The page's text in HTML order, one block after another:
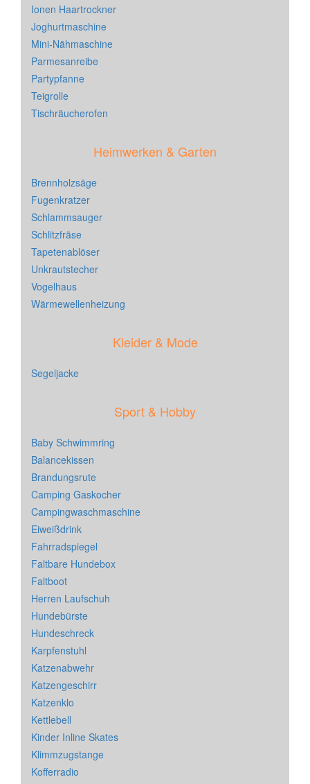
Ionen Haartrockner
Joghurtmaschine
Mini-Nähmaschine
Parmesanreibe
Partypfanne
Teigrolle
Tischräucherofen
Heimwerken & Garten
Brennholzsäge
Fugenkratzer
Schlammsauger
Schlitzfräse
Tapetenablöser
Unkrautstecher
Vogelhaus
Wärmewellenheizung
Kleider & Mode
Segeljacke
Sport & Hobby
Baby Schwimmring
Balancekissen
Brandungsrute
Camping Gaskocher
Campingwaschmaschine
Eiweißdrink
Fahrradspiegel
Faltbare Hundebox
Faltboot
Herren Laufschuh
Hundebürste
Hundeschreck
Karpfenstuhl
Katzenabwehr
Katzengeschirr
Katzenklo
Kettlebell
Kinder Inline Skates
Klimmzugstange
Kofferradio